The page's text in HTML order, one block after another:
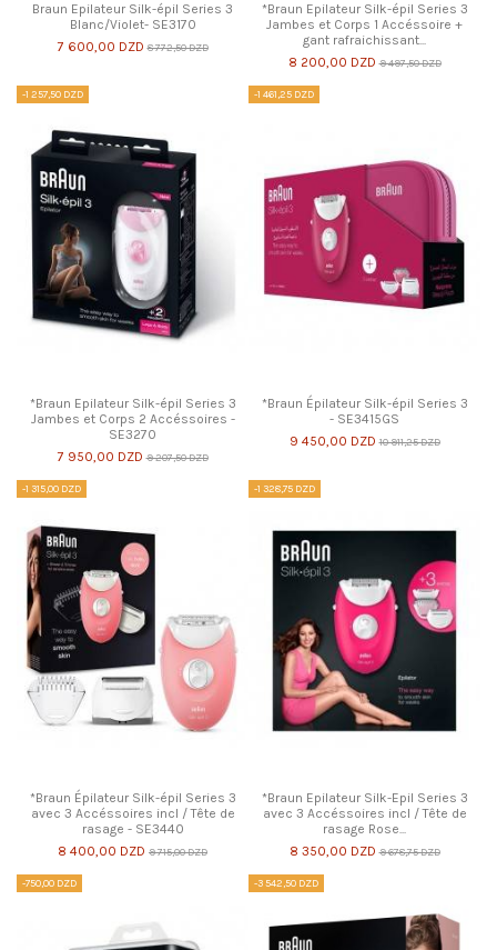
Braun Epilateur Silk-épil Series 3
Blanc/Violet- SE3170
7 600,00 DZD 8 772,50 DZD
*Braun Epilateur Silk-épil Series 3
Jambes et Corps 1 Accéssoire +
gant rafraichissant...
8 200,00 DZD 9 497,50 DZD
-1 257,50 DZD
*Braun Epilateur Silk-épil Series 3
Jambes et Corps 2 Accéssoires -
SE3270
7 950,00 DZD 9 207,50 DZD
-1 461,25 DZD
*Braun Épilateur Silk-épil Series 3
- SE3415GS
9 450,00 DZD 10 911,25 DZD
-1 315,00 DZD
*Braun Épilateur Silk-épil Series 3
avec 3 Accéssoires incl / Tête de
rasage - SE3440
8 400,00 DZD 9 715,00 DZD
-1 328,75 DZD
*Braun Epilateur Silk-Epil Series 3
avec 3 Accéssoires incl / Tête de
rasage Rose...
8 350,00 DZD 9 678,75 DZD
-750,00 DZD -3 542,50 DZD